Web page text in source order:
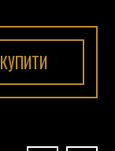
КУПИТИ